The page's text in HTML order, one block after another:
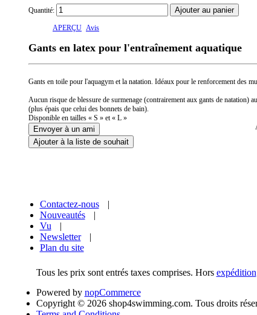
Quantité:
APERÇU Avis
Gants en latex pour l'entraînement aquatique
Gants en toile pour l'aquagym et la natation. Idéaux pour le renforcement des
Aucun risque de blessure de surmenage (contrairement aux gants de natation)
(plus épais que celui des bonnets de bain).
Disponible en tailles « S » et « L »
Contactez-nous
|
Nouveautés
|
Vu
|
Newsletter
|
Plan du site
Tous les prix sont entrés taxes comprises. Hors expédition
Powered by nopCommerce
Copyright © 2026 shop4swimming.com. Tous droits